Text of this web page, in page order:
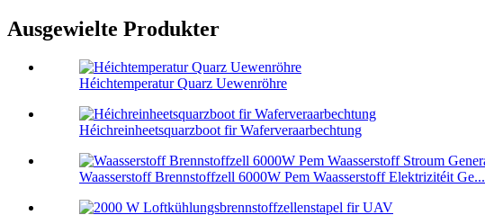
Ausgewielte Produkter
Héichtemperatur Quarz Uewenröhre
Héichreinheetsquarzboot fir Waferveraarbechtung
Waasserstoff Brennstoffzell 6000W Pem Waasserstoff Elektrizitéit Ge...